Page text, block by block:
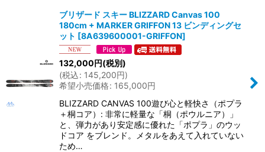
ブリザード スキー BLIZZARD Canvas 100
180cm + MARKER GRIFFON 13 ビンディングセ
ット [8A639600001-GRIFFON]
132,000円(税別)
(税込: 145,200円)
希望小売価格: 165,000円
BLIZZARD CANVAS 100遊び心と軽快さ（ポプラ
＋桐コア）: 非常に軽量な「桐（ポウルニア）」
と、弾力があり安定感に優れた「ポプラ」のウッ
ドコア をブレンド。メタルをあえて入れていない
ため…